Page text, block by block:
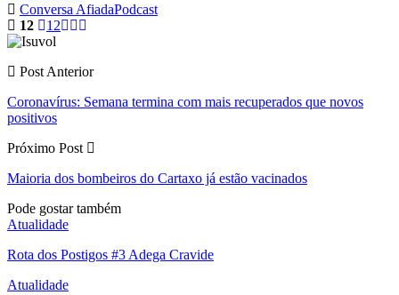
Conversa AfiadaPodcast
12
12
Post Anterior
Coronavírus: Semana termina com mais recuperados que novos
positivos
Próximo Post
Maioria dos bombeiros do Cartaxo já estão vacinados
Pode gostar também
Atualidade
Rota dos Postigos #3 Adega Cravide
Atualidade